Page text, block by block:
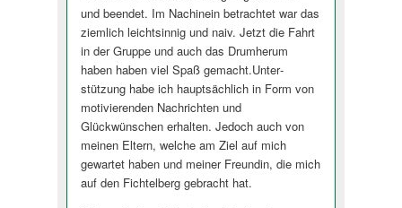
und beendet. Im Nachinein betrachtet war das
ziemlich leichtsinnig und naiv. Jetzt die Fahrt
in der Gruppe und auch das Drumherum
haben haben viel Spaß gemacht.Unter­
stützung habe ich hauptsächlich in Form von
motivierenden Nachrichten und
Glückwünschen erhalten. Jedoch auch von
meinen Eltern, welche am Ziel auf mich
gewartet haben und meiner Freundin, die mich
auf den Fichtelberg gebracht hat.